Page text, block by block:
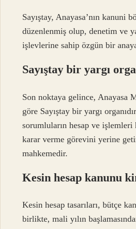
Sayıştay, Anayasa’nın kanuni
düzenlenmiş olup, denetim ve
işlevlerine sahip özgün bir
Sayıştay bir yargı
Son noktaya gelince, Anayasa
göre Sayıştay bir yargı
sorumluların hesap ve işlemleri
karar verme görevini yerine
mahkemedir.
Kesin hesap kanunu
Kesin hesap tasarıları, bütçe
birlikte, mali yılın